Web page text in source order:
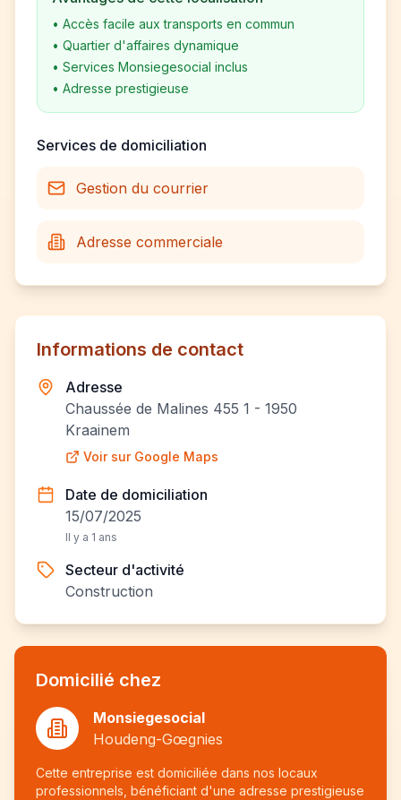
• Accès facile aux transports en commun
• Quartier d'affaires dynamique
• Services Monsiegesocial inclus
• Adresse prestigieuse
Services de domiciliation
Gestion du courrier
Adresse commerciale
Informations de contact
Adresse
Chaussée de Malines 455 1 - 1950
Kraainem
Voir sur Google Maps
Date de domiciliation
15/07/2025
Il y a 1 ans
Secteur d'activité
Construction
Domicilié chez
Monsiegesocial
Houdeng-Gœgnies
Cette entreprise est domiciliée dans nos locaux
professionnels, bénéficiant d'une adresse prestigieuse